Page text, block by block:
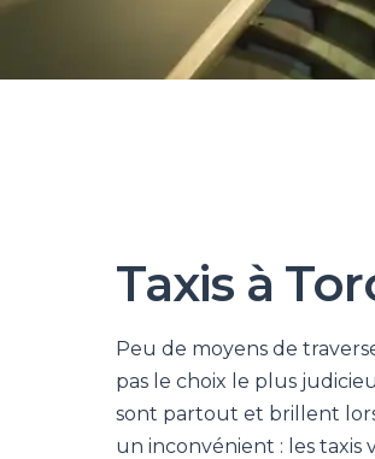
Taxis à
Peu de moyens de
pas le choix le plus
sont partout et brillent
un inconvénient : les